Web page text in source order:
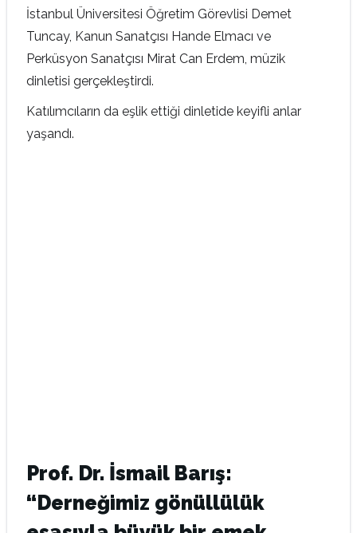
İstanbul Üniversitesi Öğretim Görevlisi Demet
Tuncay, Kanun Sanatçısı Hande Elmacı ve
Perküsyon Sanatçısı Mirat Can Erdem, müzik
dinletisi gerçekleştirdi.
Katılımcıların da eşlik ettiği dinletide keyifli anlar
yaşandı.
Prof. Dr. İsmail Barış:
“Derneğimiz gönüllülük